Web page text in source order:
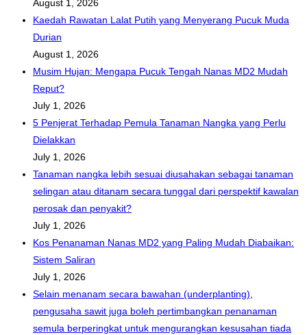
August 1, 2026
Kaedah Rawatan Lalat Putih yang Menyerang Pucuk Muda
Durian
August 1, 2026
Musim Hujan: Mengapa Pucuk Tengah Nanas MD2 Mudah
Reput?
July 1, 2026
5 Penjerat Terhadap Pemula Tanaman Nangka yang Perlu
Dielakkan
July 1, 2026
Tanaman nangka lebih sesuai diusahakan sebagai tanaman
selingan atau ditanam secara tunggal dari perspektif kawalan
perosak dan penyakit?
July 1, 2026
Kos Penanaman Nanas MD2 yang Paling Mudah Diabaikan:
Sistem Saliran
July 1, 2026
Selain menanam secara bawahan (underplanting),
pengusaha sawit juga boleh pertimbangkan penanaman
semula berperingkat untuk mengurangkan kesusahan tiada